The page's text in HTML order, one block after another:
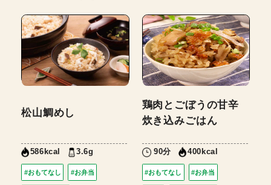
松山鯛めし
586kcal 3.6g
#おもてなし #お弁当
鶏肉とごぼうの甘辛
炊き込みごはん
90分 400kcal
#おもてなし #お弁当